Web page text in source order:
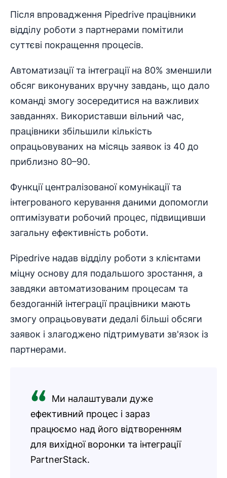
Після впровадження Pipedrive працівники
відділу роботи з партнерами помітили
суттєві покращення процесів.
Автоматизації та інтеграції на 80% зменшили
обсяг виконуваних вручну завдань, що дало
команді змогу зосередитися на важливих
завданнях. Використавши вільний час,
працівники збільшили кількість
опрацьовуваних на місяць заявок із 40 до
приблизно 80–90.
Функції централізованої комунікації та
інтегрованого керування даними допомогли
оптимізувати робочий процес, підвищивши
загальну ефективність роботи.
Pipedrive надав відділу роботи з клієнтами
міцну основу для подальшого зростання, а
завдяки автоматизованим процесам та
бездоганній інтеграції працівники мають
змогу опрацьовувати дедалі більші обсяги
заявок і злагоджено підтримувати зв'язок із
партнерами.
Ми налаштували дуже
ефективний процес і зараз
працюємо над його відтворенням
для вихідної воронки та інтеграції
PartnerStack.